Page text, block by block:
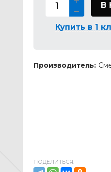
В
Купить в 1
Производитель:
ПОДЕЛИТЬСЯ: